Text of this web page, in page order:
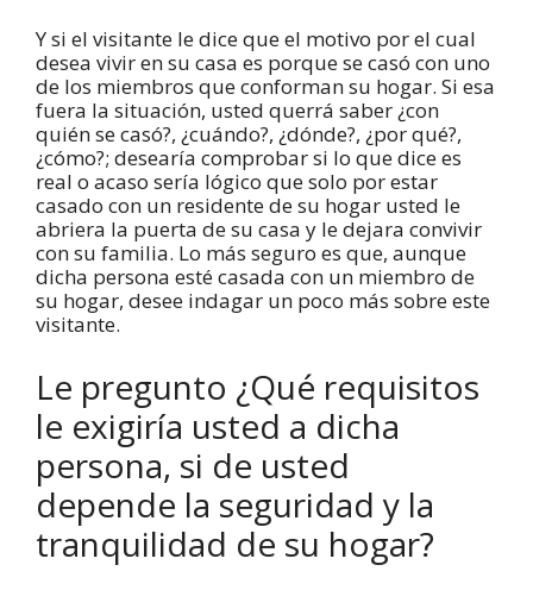
Y si el visitante le dice que el motivo por el cual
desea vivir en su casa es porque se casó con uno
de los miembros que conforman su hogar. Si esa
fuera la situación, usted querrá saber ¿con
quién se casó?, ¿cuándo?, ¿dónde?, ¿por qué?,
¿cómo?; desearía comprobar si lo que dice es
real o acaso sería lógico que solo por estar
casado con un residente de su hogar usted le
abriera la puerta de su casa y le dejara convivir
con su familia. Lo más seguro es que, aunque
dicha persona esté casada con un miembro de
su hogar, desee indagar un poco más sobre este
visitante.
Le pregunto ¿Qué requisitos
le exigiría usted a dicha
persona, si de usted
depende la seguridad y la
tranquilidad de su hogar?